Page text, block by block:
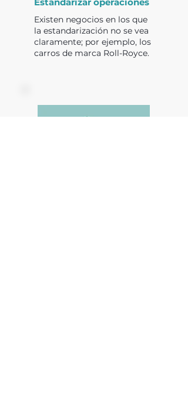
Existen negocios en los que
la estandarización no se vea
claramente; por ejemplo, los
carros de marca Roll-Royce.